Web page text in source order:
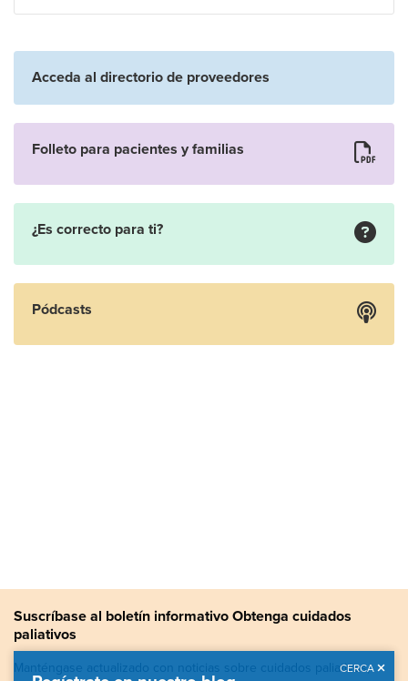
Acceda al directorio de proveedores
Folleto para pacientes y familias
¿Es correcto para ti?
Pódcasts
Suscríbase al boletín informativo Obtenga cuidados
paliativos
Manténgase actualizado con noticias sobre cuidados paliativos,
CERCA